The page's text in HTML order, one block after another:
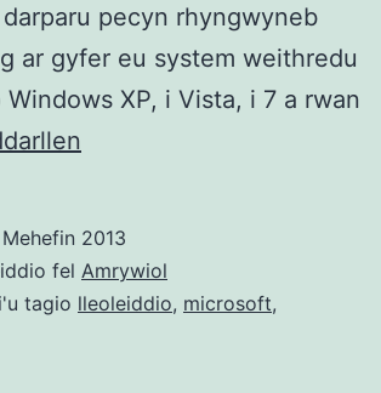
pecyn rhyngwyneb
ar gyfer eu system weithredu
XP, i Vista, i 7 a rwan
Cymraeg
yn
2013
fel Amrywiol
tagio lleoleiddio, microsoft,